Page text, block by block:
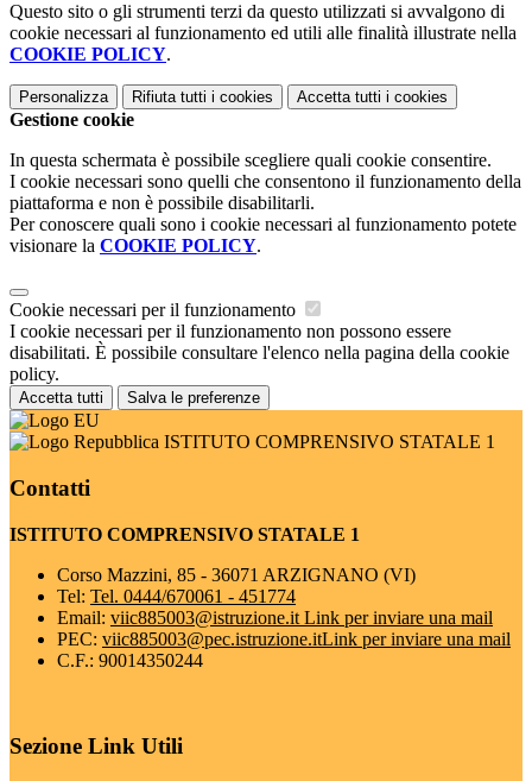
Questo sito o gli strumenti terzi da questo utilizzati si avvalgono di
cookie necessari al funzionamento ed utili alle finalità illustrate nella
COOKIE POLICY.
Personalizza Rifiuta tutti i cookies Accetta tutti i cookies
Gestione cookie
In questa schermata è possibile scegliere quali cookie consentire.
I cookie necessari sono quelli che consentono il funzionamento della
piattaforma e non è possibile disabilitarli.
Per conoscere quali sono i cookie necessari al funzionamento potete
visionare la COOKIE POLICY.
Cookie necessari per il funzionamento
I cookie necessari per il funzionamento non possono essere
disabilitati. È possibile consultare l'elenco nella pagina della cookie
policy.
Accetta tutti Salva le preferenze
ISTITUTO COMPRENSIVO STATALE 1
Contatti
ISTITUTO COMPRENSIVO STATALE 1
Corso Mazzini, 85 - 36071 ARZIGNANO (VI)
Tel: Tel. 0444/670061 - 451774
Email: viic885003@istruzione.it Link per inviare una mail
PEC: viic885003@pec.istruzione.itLink per inviare una mail
C.F.: 90014350244
Sezione Link Utili